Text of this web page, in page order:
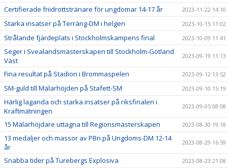
Certifierade friidrottstränare för ungdomar 14-17 år 2023-11-22 14:10
Starka insatser på Terräng-DM i helgen 2023-10-15 11:02
Strålande fjärdeplats i Stockholmskampens final 2023-10-09 11:41
Seger i Svealandsmästerskapen till Stockholm-Gotland
Väst
2023-09-19 11:13
Fina resultat på Stadion i Brommaspelen 2023-09-12 13:52
SM-guld till Mälarhöjden på Stafett-SM 2023-09-10 15:19
Härlig laganda och starka insatser på riksfinalen i
Kraftmätningen
2023-09-05 08:08
15 Mälarhöjdare uttagna till Regionsmästerskapen 2023-08-30 19:18
13 medaljer och massor av PBn på Ungdoms-DM 12-14
år
2023-08-29 16:59
Snabba tider på Turebergs Explosiva 2023-08-23 21:08